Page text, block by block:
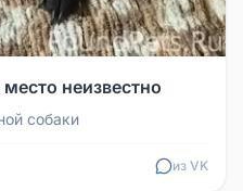
неизвестно
собаки
из VK